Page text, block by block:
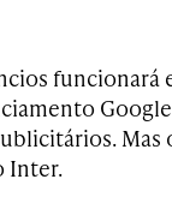
funcionará
Mas
Inter.